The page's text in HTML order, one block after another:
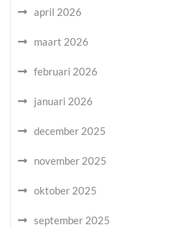
april 2026
maart 2026
februari 2026
januari 2026
december 2025
november 2025
oktober 2025
september 2025